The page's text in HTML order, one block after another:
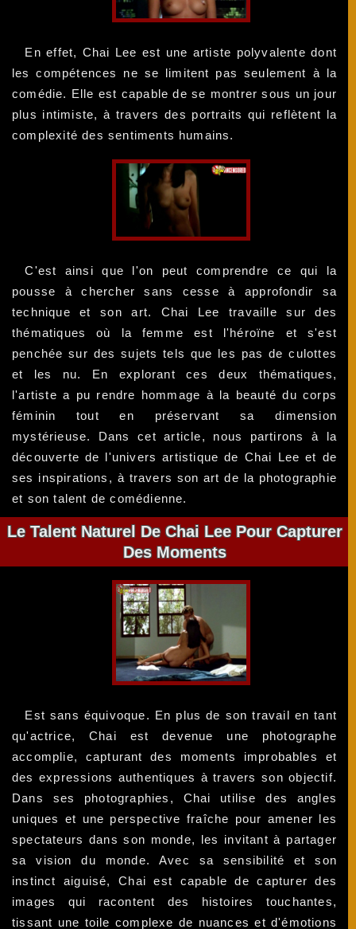
En effet, Chai Lee est une artiste polyvalente dont
les compétences ne se limitent pas seulement à la
comédie. Elle est capable de se montrer sous un jour
plus intimiste, à travers des portraits qui reflètent la
complexité des sentiments humains.
C'est ainsi que l'on peut comprendre ce qui la
pousse à chercher sans cesse à approfondir sa
technique et son art. Chai Lee travaille sur des
thématiques où la femme est l'héroïne et s'est
penchée sur des sujets tels que les pas de culottes
et les nu. En explorant ces deux thématiques,
l'artiste a pu rendre hommage à la beauté du corps
féminin tout en préservant sa dimension
mystérieuse. Dans cet article, nous partirons à la
découverte de l'univers artistique de Chai Lee et de
ses inspirations, à travers son art de la photographie
et son talent de comédienne.
Le Talent Naturel De Chai Lee Pour Capturer
Des Moments
Est sans équivoque. En plus de son travail en tant
qu'actrice, Chai est devenue une photographe
accomplie, capturant des moments improbables et
des expressions authentiques à travers son objectif.
Dans ses photographies, Chai utilise des angles
uniques et une perspective fraîche pour amener les
spectateurs dans son monde, les invitant à partager
sa vision du monde. Avec sa sensibilité et son
instinct aiguisé, Chai est capable de capturer des
images qui racontent des histoires touchantes,
tissant une toile complexe de nuances et d'émotions